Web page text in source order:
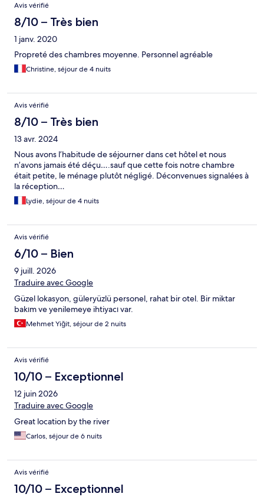
Avis vérifié
8/10 – Très bien
1 janv. 2020
Propreté des chambres moyenne. Personnel agréable
Christine, séjour de 4 nuits
Avis vérifié
8/10 – Très bien
13 avr. 2024
Nous avons l’habitude de séjourner dans cet hôtel et nous
n’avons jamais été déçu….sauf que cette fois notre chambre
était petite, le ménage plutôt négligé. Déconvenues signalées à
la réception…
Lydie, séjour de 4 nuits
Avis vérifié
6/10 – Bien
9 juill. 2026
Traduire avec Google
Güzel lokasyon, güleryüzlü personel, rahat bir otel. Bir miktar
bakım ve yenilemeye ihtiyacı var.
Mehmet Yiğit, séjour de 2 nuits
Avis vérifié
10/10 – Exceptionnel
12 juin 2026
Traduire avec Google
Great location by the river
Carlos, séjour de 6 nuits
Avis vérifié
10/10 – Exceptionnel